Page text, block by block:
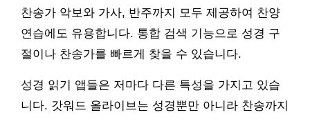
찬송가 악보와 가사, 반주까지 모두 제공하여 찬양
연습에도 유용합니다. 통합 검색 기능으로 성경 구
절이나 찬송가를 빠르게 찾을 수 있습니다.
성경 읽기 앱들은 저마다 다른 특성을 가지고 있습
니다. 갓워드 올라이브는 성경뿐만 아니라 찬송까지